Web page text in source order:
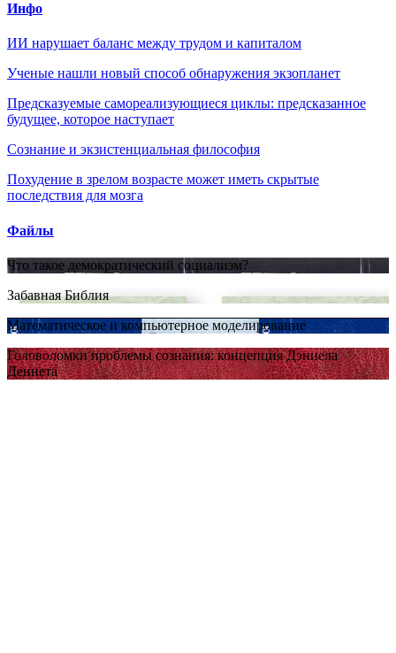
Инфо
ИИ нарушает баланс между трудом и капиталом
Ученые нашли новый способ обнаружения экзопланет
Предсказуемые самореализующиеся циклы: предсказанное
будущее, которое наступает
Сознание и экзистенциальная философия
Похудение в зрелом возрасте может иметь скрытые
последствия для мозга
Файлы
Что такое демократический социализм?
Забавная Библия
Математическое и компьютерное моделирование
Головоломки проблемы сознания: концепция Дэниела
Деннета